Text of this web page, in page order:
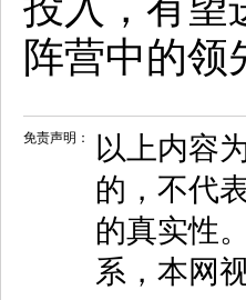
阵营中的领
免责声明：
以上内容
的，不代
的真实性
系，本网